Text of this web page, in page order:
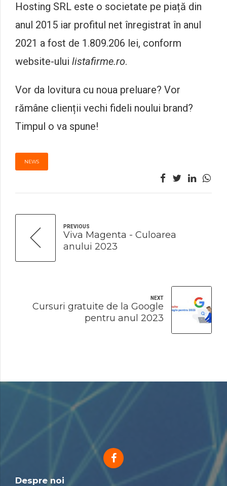
Hosting SRL este o societate pe piață din
anul 2015 iar profitul net înregistrat în anul
2021 a fost de 1.809.206 lei, conform
website-ului listafirme.ro.
Vor da lovitura cu noua preluare? Vor
rămâne clienții vechi fideli noului brand?
Timpul o va spune!
NEWS
PREVIOUS
Viva Magenta - Culoarea
anului 2023
NEXT
Cursuri gratuite de la Google
pentru anul 2023
Despre noi